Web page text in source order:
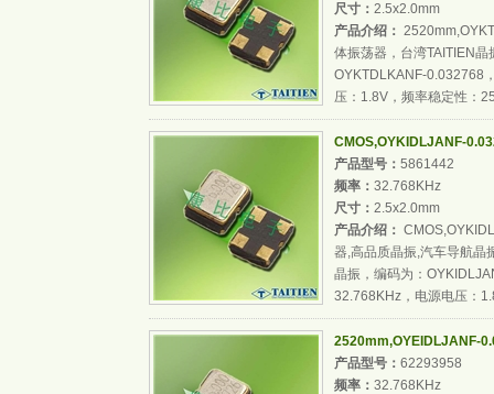
尺寸： 2.5x2.0mm
产品介绍：
体振荡器，台湾TAITIEN
OYKTDLKANF-0.032768
压：1.8V，频率稳定性：
CMOS,OYKIDLJANF-
产品型号： 5861442
频率： 32.768KHz
尺寸： 2.5x2.0mm
产品介绍：
器,高品质晶振,汽车导航晶
晶振，编码为：
32.768KHz，电源电压：
2520mm,OYEIDLJANF-
产品型号： 62293958
频率： 32.768KHz